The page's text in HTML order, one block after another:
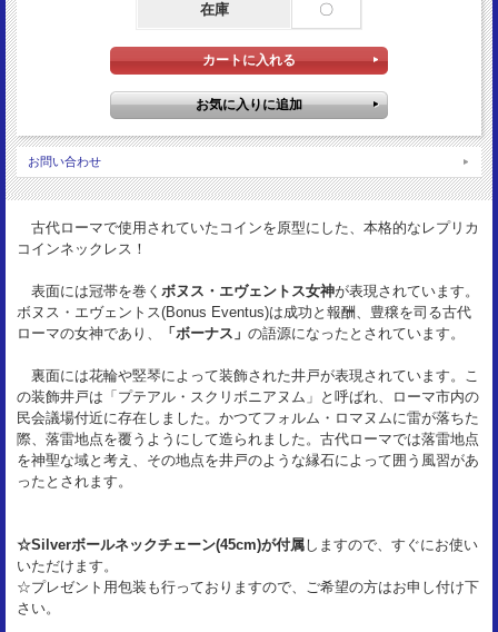
18mm
4.3g(コイン本体)
在庫 〇
お問い合わせ
古代ローマで使用されていたコインを原型にした、本格的なレプリカ
コインネックレス！
表面には冠帯を巻く ボヌス・エヴェントス女神が表現されています。
ボヌス・エヴェントス(Bonus Eventus)は成功と報酬、豊穣を司る古代
ローマの女神であり、
「ボーナス」 の語源になったとされています。
裏面には花輪や竪琴によって装飾された井戸が表現されています。こ
の装飾井戸は「プテアル・スクリボニアヌム」と呼ばれ、ローマ市内の
民会議場付近に存在しました。かつてフォルム・ロマヌムに雷が落ちた
際、落雷地点を覆うようにして造られました。古代ローマでは落雷地点
を神聖な域と考え、その地点を井戸のような縁石によって囲う風習があ
ったとされます。
☆Silverボールネックチェーン(45cm)が付属しますので、すぐにお使い
いただけます。
☆プレゼント用包装も行っておりますので、ご希望の方はお申し付け下
さい。